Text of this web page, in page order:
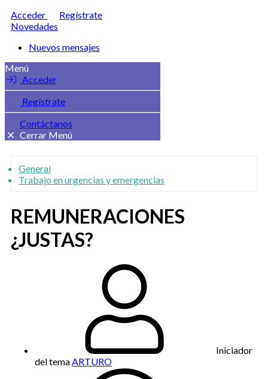
Acceder
Regístrate
Novedades
Nuevos mensajes
Menú
Acceder
Regístrate
Contáctanos
Cerrar Menú
General
Trabajo en urgencias y emergencias
REMUNERACIONES
¿JUSTAS?
Iniciador
del temaARTURO